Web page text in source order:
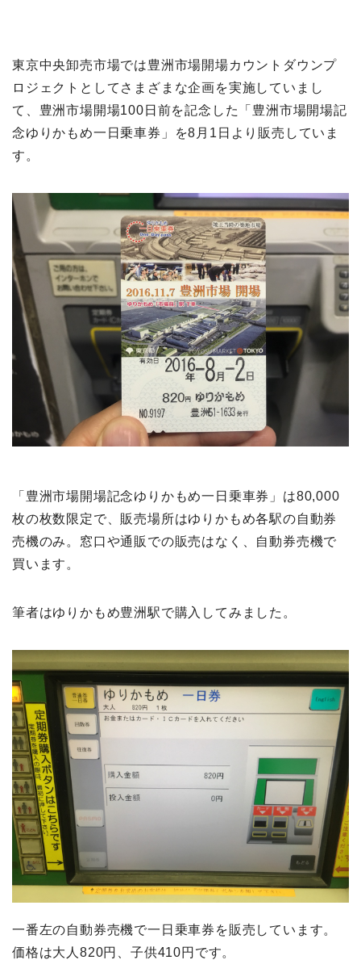
東京中央卸売市場では豊洲市場開場カウントダウンプ
ロジェクトとしてさまざまな企画を実施していまし
て、豊洲市場開場100日前を記念した「豊洲市場開場記
念ゆりかもめ一日乗車券」を8月1日より販売していま
す。
「豊洲市場開場記念ゆりかもめ一日乗車券」は80,000
枚の枚数限定で、販売場所はゆりかもめ各駅の自動券
売機のみ。窓口や通販での販売はなく、自動券売機で
買います。
筆者はゆりかもめ豊洲駅で購入してみました。
一番左の自動券売機で一日乗車券を販売しています。
価格は大人820円、子供410円です。